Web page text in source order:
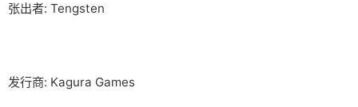
张出者: Tengsten
发行商: Kagura Games